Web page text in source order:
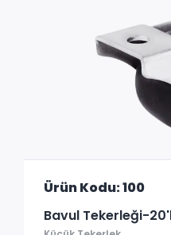
Ürün Kodu: 100
Bavul Tekerleği-